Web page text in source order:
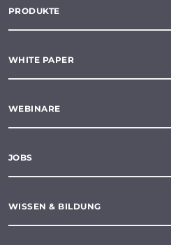
PRODUKTE
WHITE PAPER
WEBINARE
JOBS
WISSEN & BILDUNG